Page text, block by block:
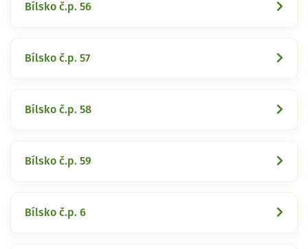
Bílsko č.p. 56
Bílsko č.p. 57
Bílsko č.p. 58
Bílsko č.p. 59
Bílsko č.p. 6